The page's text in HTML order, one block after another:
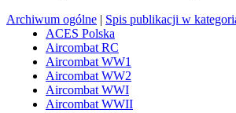
Archiwum ogólne | Spis publikacji w
ACES Polska
Aircombat RC
Aircombat WW1
Aircombat WW2
Aircombat WWI
Aircombat WWII